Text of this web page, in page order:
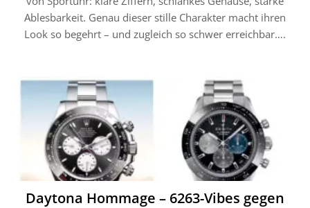
Ablesbarkeit. Genau dieser stille Charakter macht ihren
Look so begehrt – und zugleich so schwer erreichbar….
Daytona Hommage – 6263-Vibes gegen